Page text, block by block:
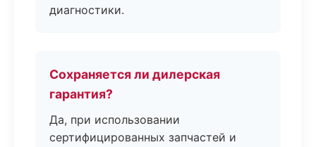
диагностики.
Сохраняется ли дилерская
гарантия?
Да, при использовании
сертифицированных запчастей и